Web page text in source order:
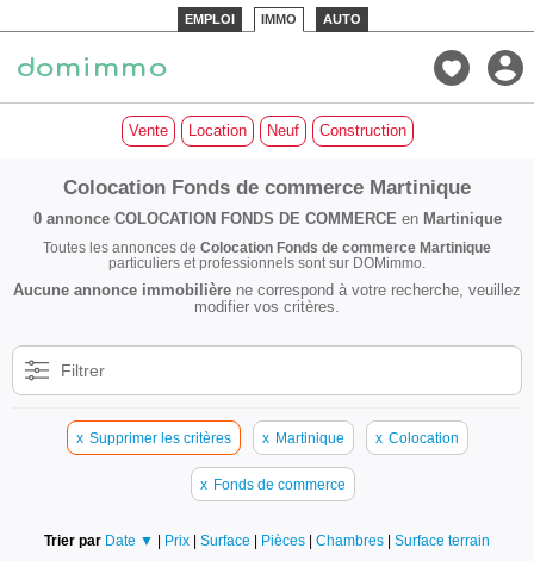
EMPLOI IMMO AUTO
Vente Location Neuf Construction
Colocation Fonds de commerce Martinique
0 annonce COLOCATION FONDS DE COMMERCE en Martinique
Toutes les annonces de Colocation Fonds de commerce Martinique
particuliers et professionnels sont sur DOMimmo.
Aucune annonce immobilière ne correspond à votre recherche, veuillez
modifier vos critères.
Filtrer
x Supprimer les critères x Martinique x Colocation
x Fonds de commerce
Trier par Date ▼ | Prix | Surface | Pièces | Chambres | Surface terrain